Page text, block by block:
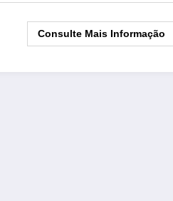
Consulte Mais Informação